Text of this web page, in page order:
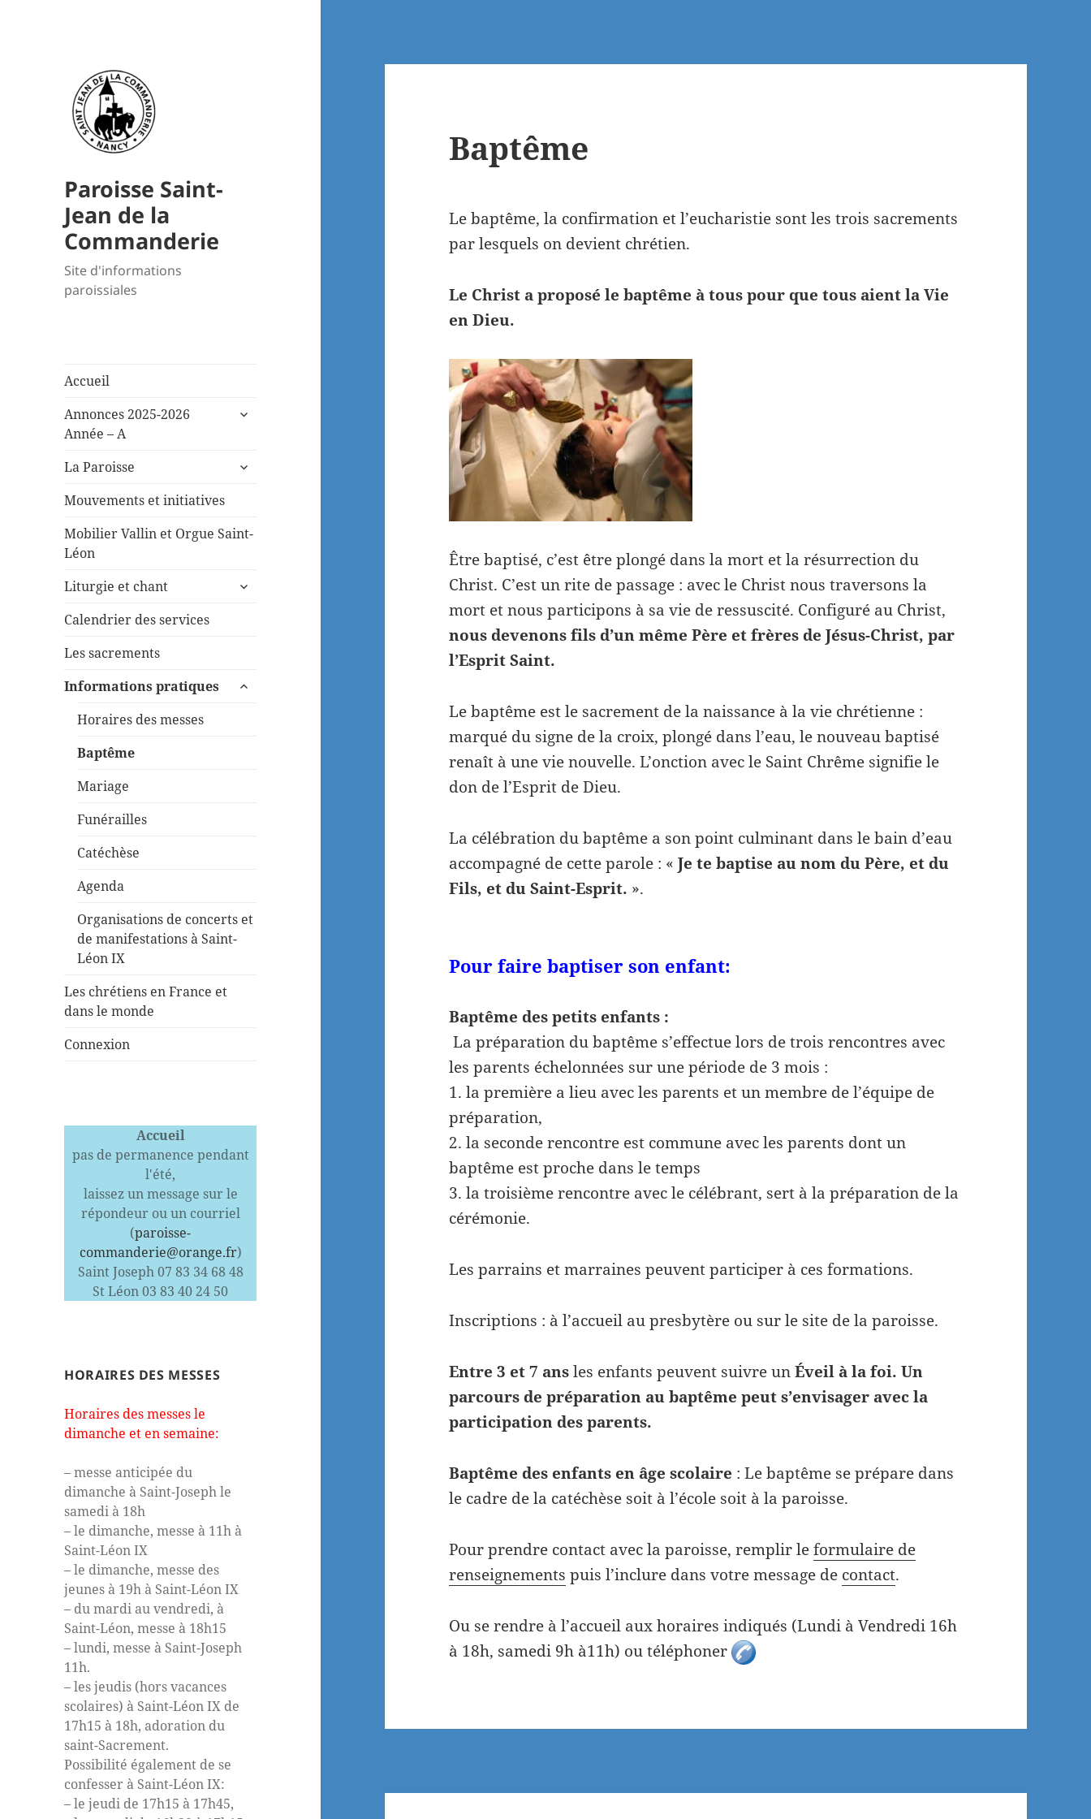
Paroisse Saint-
Jean de la
Commanderie
Site d'informations
paroissiales
Accueil
Annonces 2025-2026
Année – A
ouvrir
menu
La Paroisse
ouvrir
Mouvements et initiatives
Mobilier Vallin et Orgue Saint-
Léon
Liturgie et chant
ouvrir
Calendrier des services
Les sacrements
Informations pratiques
ouvrir
Horaires des messes
Baptême
Mariage
Funérailles
Catéchèse
Agenda
Organisations de concerts et
de manifestations à Saint-
Léon IX
Les chrétiens en France et
dans le monde
Connexion
Accueil
pas de permanence pendant
l'été,
laissez un message sur le
répondeur ou un courriel
(paroisse-
commanderie@orange.fr)
Saint Joseph 07 83 34 68 48
St Léon 03 83 40 24 50
HORAIRES DES MESSES
Horaires des messes le
dimanche et en semaine:
– messe anticipée du
dimanche à Saint-Joseph le
samedi à 18h
– le dimanche, messe à 11h à
Saint-Léon IX
– le dimanche, messe des
jeunes à 19h à Saint-Léon IX
– du mardi au vendredi, à
Saint-Léon, messe à 18h15
– lundi, messe à Saint-Joseph
11h.
– les jeudis (hors vacances
scolaires) à Saint-Léon IX de
17h15 à 18h, adoration du
saint-Sacrement.
Possibilité également de se
confesser à Saint-Léon IX:
– le jeudi de 17h15 à 17h45,
Baptême
Le baptême, la confirmation et l’eucharistie sont les trois sacrements
par lesquels on devient chrétien.
Le Christ a proposé le baptême à tous pour que tous aient la Vie
en Dieu.
Être baptisé, c’est être plongé dans la mort et la résurrection du
Christ. C’est un rite de passage : avec le Christ nous traversons la
mort et nous participons à sa vie de ressuscité. Configuré au Christ,
nous devenons fils d’un même Père et frères de Jésus-Christ, par
l’Esprit Saint.
Le baptême est le sacrement de la naissance à la vie chrétienne :
marqué du signe de la croix, plongé dans l’eau, le nouveau baptisé
renaît à une vie nouvelle. L’onction avec le Saint Chrême signifie le
don de l’Esprit de Dieu.
La célébration du baptême a son point culminant dans le bain d’eau
accompagné de cette parole : «Je te baptise au nom du Père, et du
Fils, et du Saint-Esprit. ».
Pour faire baptiser son enfant:
Baptême des petits enfants :
La préparation du baptême s’effectue lors de trois rencontres avec
les parents échelonnées sur une période de 3 mois :
1. la première a lieu avec les parents et un membre de l’équipe de
préparation,
2. la seconde rencontre est commune avec les parents dont un
baptême est proche dans le temps
3. la troisième rencontre avec le célébrant, sert à la préparation de la
cérémonie.
Les parrains et marraines peuvent participer à ces formations.
Inscriptions : à l’accueil au presbytère ou sur le site de la paroisse.
Entre 3 et 7 ansles enfants peuvent suivre unÉveil à la foi. Un
parcours de préparation au baptême peut s’envisager avec la
participation des parents.
Baptême des enfants en âge scolaire : Le baptême se prépare dans
le cadre de la catéchèse soit à l’école soit à la paroisse.
Pour prendre contact avec la paroisse, remplir leformulaire de
renseignements puis l’inclure dans votre message de contact.
Ou se rendre à l’accueil aux horaires indiqués (Lundi à Vendredi 16h
à 18h, samedi 9h à11h) ou téléphoner